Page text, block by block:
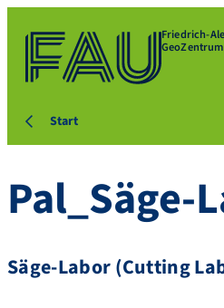
Friedrich-
Start
Pal_Säge-
Säge-Labor (Cutting